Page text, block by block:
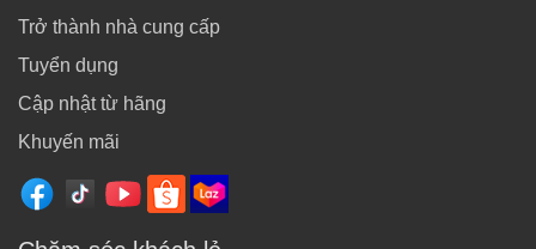
Trở thành nhà cung cấp
Tuyển dụng
Cập nhật từ hãng
Khuyến mãi